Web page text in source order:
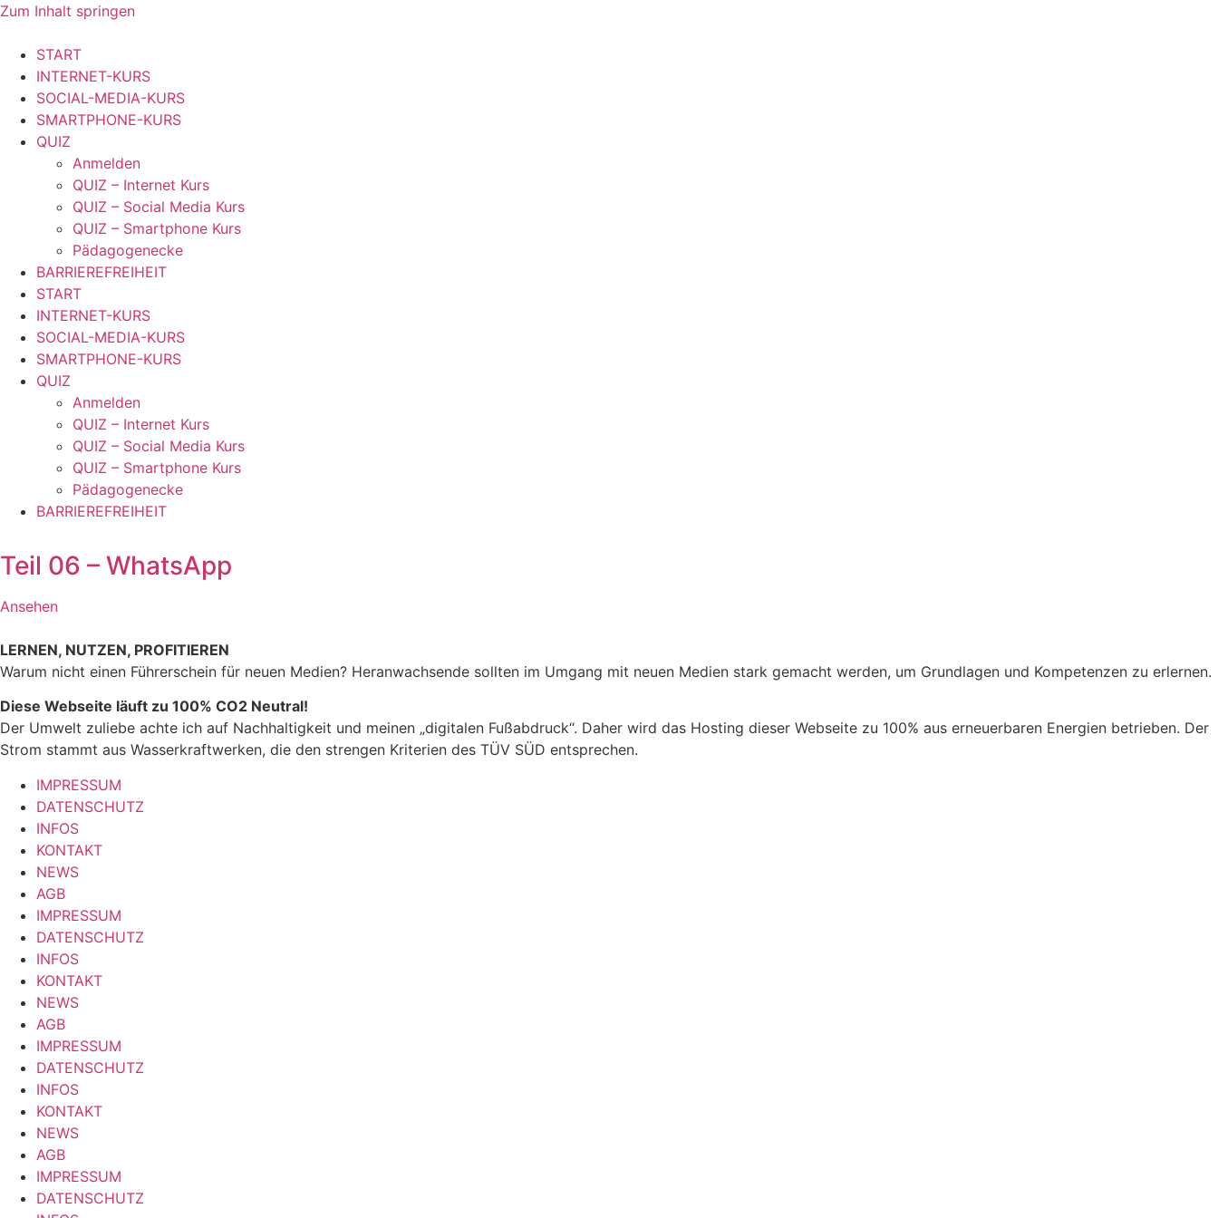
Zum Inhalt springen
START
INTERNET-KURS
SOCIAL-MEDIA-KURS
SMARTPHONE-KURS
QUIZ
Anmelden
QUIZ – Internet Kurs
QUIZ – Social Media Kurs
QUIZ – Smartphone Kurs
Pädagogenecke
BARRIEREFREIHEIT
START
INTERNET-KURS
SOCIAL-MEDIA-KURS
SMARTPHONE-KURS
QUIZ
Anmelden
QUIZ – Internet Kurs
QUIZ – Social Media Kurs
QUIZ – Smartphone Kurs
Pädagogenecke
BARRIEREFREIHEIT
Teil 06 – WhatsApp
Ansehen
LERNEN, NUTZEN, PROFITIEREN
Warum nicht einen Führerschein für neuen Medien? Heranwachsende sollten im Umgang mit neuen Medien stark gemacht werden, um Grundlagen und Kompetenzen zu erlernen.
Diese Webseite läuft zu 100% CO2 Neutral!
Der Umwelt zuliebe achte ich auf Nachhaltigkeit und meinen „digitalen Fußabdruck“. Daher wird das Hosting dieser Webseite zu 100% aus erneuerbaren Energien betrieben. Der
Strom stammt aus Wasserkraftwerken, die den strengen Kriterien des TÜV SÜD entsprechen.
IMPRESSUM
DATENSCHUTZ
INFOS
KONTAKT
NEWS
AGB
IMPRESSUM
DATENSCHUTZ
INFOS
KONTAKT
NEWS
AGB
IMPRESSUM
DATENSCHUTZ
INFOS
KONTAKT
NEWS
AGB
IMPRESSUM
DATENSCHUTZ